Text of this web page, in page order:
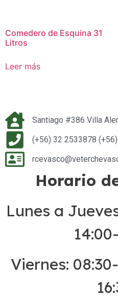
Comedero de Esquina 31
Litros
Leer más
Santiago #386 Villa
(+56) 32 2533878
Horario
Lunes a
Viernes: